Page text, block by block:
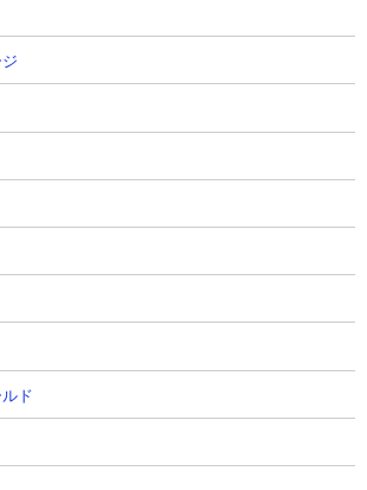
全方位遠方範囲攻撃）射程200
で10秒間古代の呪いを付与する
化倍率180％）
ド